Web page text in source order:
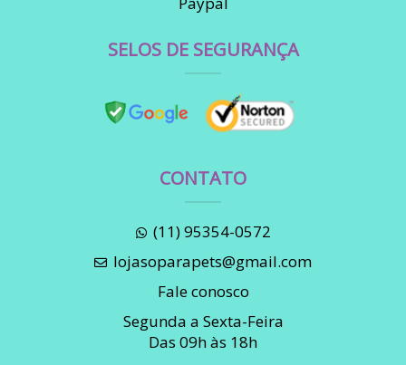
SELOS DE SEGURANÇA
CONTATO
(11) 95354-0572
lojasoparapets@gmail.com
Fale conosco
Segunda a Sexta-Feira
Das 09h às 18h